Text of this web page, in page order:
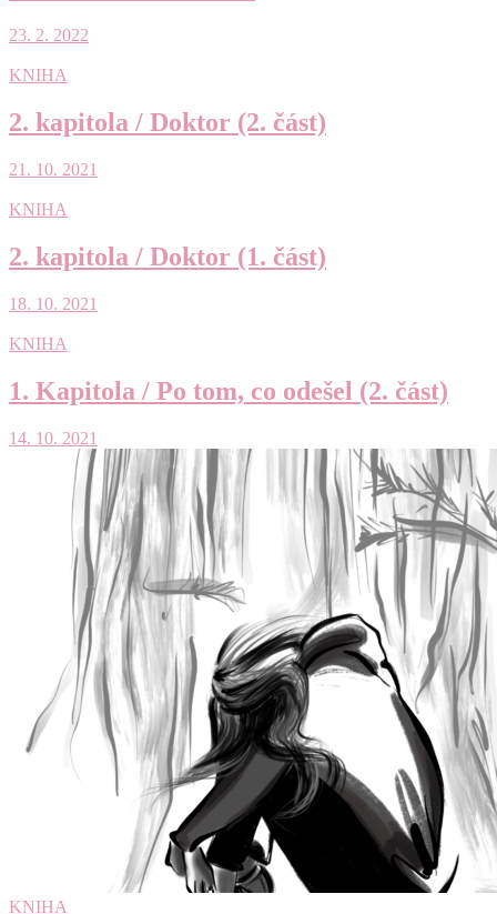
23. 2. 2022
KNIHA
2. kapitola / Doktor (2. část)
21. 10. 2021
KNIHA
2. kapitola / Doktor (1. část)
18. 10. 2021
KNIHA
1. Kapitola / Po tom, co odešel (2. část)
14. 10. 2021
KNIHA